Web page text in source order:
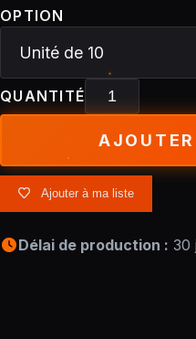
OPTION
QUANTITÉ
Ajouter à ma liste
Délai de production : 30